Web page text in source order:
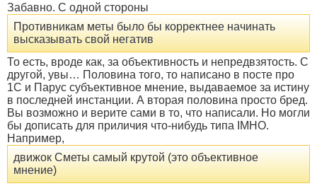
Забавно. С одной стороны
Противникам меты было бы корректнее начинать
высказывать свой негатив
То есть, вроде как, за объективность и непредвзятость. С
другой, увы… Половина того, то написано в посте про
1С и Парус субъективное мнение, выдаваемое за истину
в последней инстанции. А вторая половина просто бред.
Вы возможно и верите сами в то, что написали. Но могли
бы дописать для приличия что-нибудь типа IMHO.
Например,
движок Сметы самый крутой (это объективное
мнение)